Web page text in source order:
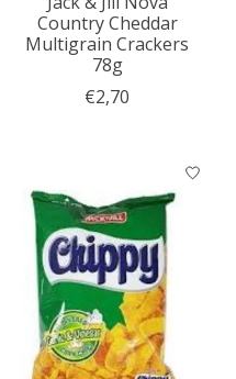
Country Cheddar
Multigrain Crackers
78g
€2,70